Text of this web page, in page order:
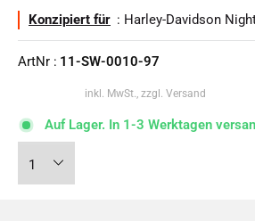
Konzipiert für : Harley-Davidson
ArtNr : 11-SW-0010-97
inkl. MwSt., zzgl. Versand
Auf Lager. In 1-3 Werktagen